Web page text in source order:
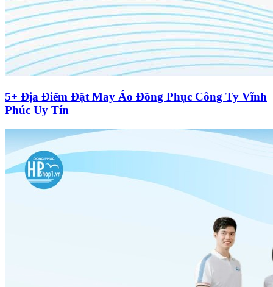
5+ Địa Điểm Đặt May Áo Đồng Phục Công Ty Vĩnh
Phúc Uy Tín